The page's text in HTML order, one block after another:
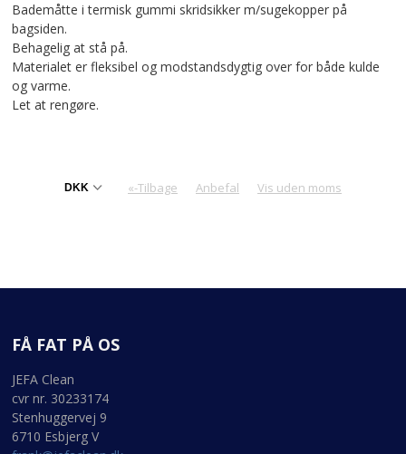
Bademåtte i termisk gummi skridsikker m/sugekopper på
bagsiden.
Behagelig at stå på.
Materialet er fleksibel og modstandsdygtig over for både kulde
og varme.
Let at rengøre.
«-Tilbage Anbefal Vis uden moms
FÅ FAT PÅ OS
JEFA Clean
cvr nr. 30233174
Stenhuggervej 9
6710 Esbjerg V